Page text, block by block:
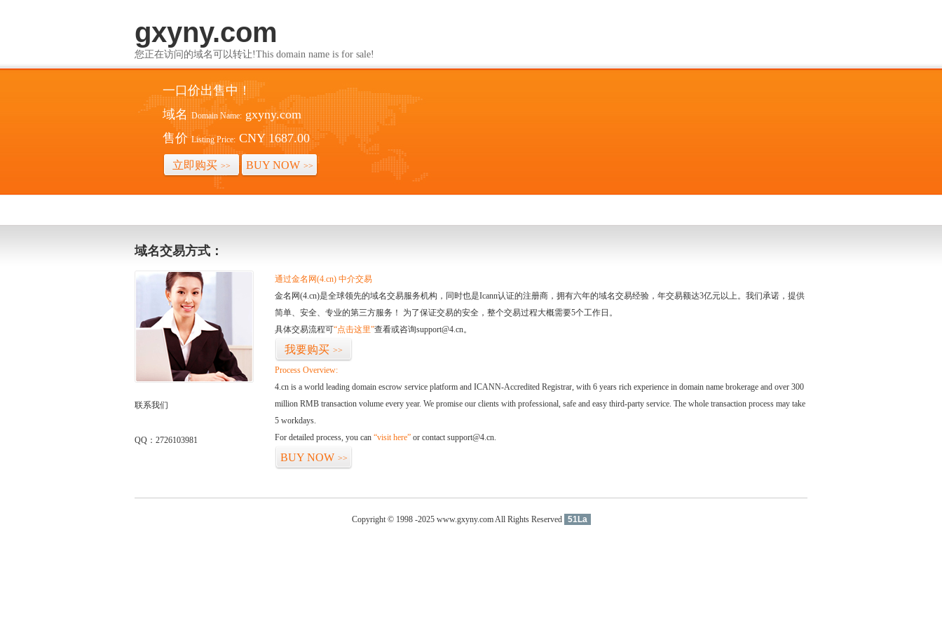
gxyny.com
您正在访问的域名可以转让!This domain name is for sale!
一口价出售中！
域名 Domain Name: gxyny.com
售价 Listing Price: CNY 1687.00
立即购买 >> BUY NOW >>
域名交易方式：
联系我们
QQ：2726103981
通过金名网(4.cn) 中介交易
金名网(4.cn)是全球领先的域名交易服务机构，同时也是Icann认证的注册商，拥有六年的域名交易经验，年交易额达3亿元以上。我们承诺，提供
简单、安全、专业的第三方服务！ 为了保证交易的安全，整个交易过程大概需要5个工作日。
具体交易流程可“点击这里”查看或咨询support@4.cn。
我要购买 >>
Process Overview:
4.cn is a world leading domain escrow service platform and ICANN-Accredited Registrar, with 6 years rich experience in domain name brokerage and over 300
million RMB transaction volume every year. We promise our clients with professional, safe and easy third-party service. The whole transaction process may take
5 workdays.
For detailed process, you can “visit here” or contact support@4.cn.
BUY NOW >>
Copyright © 1998 -2025 www.gxyny.com All Rights Reserved 51La